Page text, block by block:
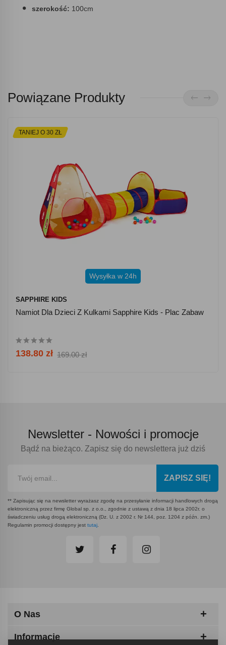
szerokość: 100cm
Powiązane Produkty
TANIEJ O 30 ZŁ
Wysyłka w 24h
SAPPHIRE KIDS
Namiot Dla Dzieci Z Kulkami Sapphire Kids - Plac Zabaw
138.80 zł 169.00 zł
Newsletter - Nowości i promocje
Bądź na bieżąco. Zapisz się do newslettera już dziś
ZAPISZ SIĘ!
** Zapisując się na newsletter wyrażasz zgodę na przesyłanie informacji handlowych drogą
elektroniczną przez firmę Global sp. z o.o., zgodnie z ustawą z dnia 18 lipca 2002r. o
świadczeniu usług drogą elektroniczną (Dz. U. z 2002 r. Nr 144, poz. 1204 z późn. zm.)
Regulamin promocji dostępny jest tutaj
O Nas
Informacje